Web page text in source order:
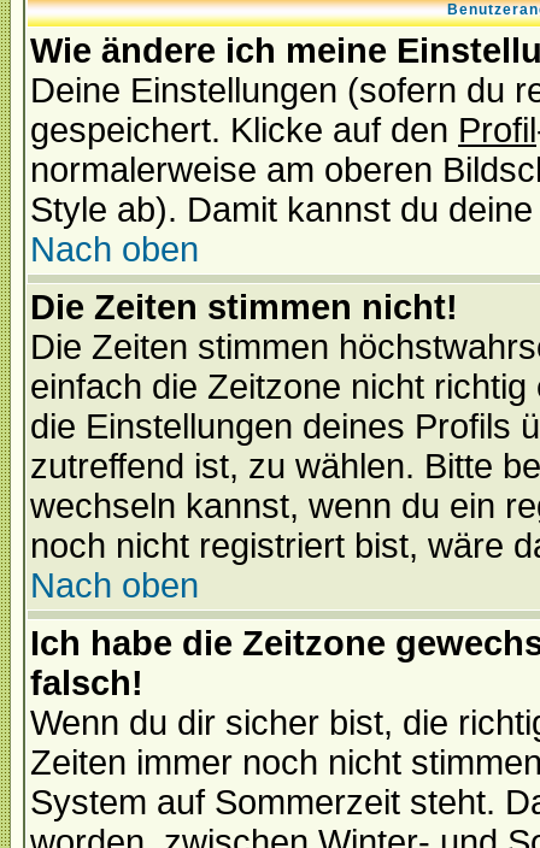
Wie ändere ich meine
Deine Einstellungen (sofern du
gespeichert. Klicke auf den Profil
normalerweise am oberen
Style ab). Damit kannst du
Nach oben
Die Zeiten stimmen nicht!
Die Zeiten stimmen
einfach die Zeitzone nicht
die Einstellungen deines Profils
zutreffend ist, zu wählen. Bitte
wechseln kannst, wenn du ein
noch nicht registriert bist, wäre
Nach oben
Ich habe die Zeitzone
falsch!
Wenn du dir sicher bist, die
Zeiten immer noch nicht
System auf Sommerzeit steht.